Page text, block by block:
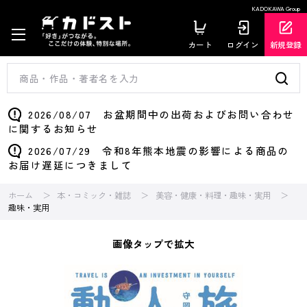
KADOKAWA Group
カート ログイン 新規登録
2026/08/07 お盆期間中の出荷およびお問い合わせ
に関するお知らせ
2026/07/29 令和8年熊本地震の影響による商品の
お届け遅延につきまして
ホーム 本・コミック・雑誌
美容・健康・料理・趣味・実用
趣味・実用
画像タップで拡大